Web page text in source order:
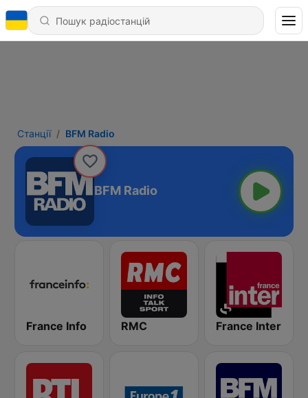
Станції BFM Radio
BFM Radio
France Info RMC France Inter